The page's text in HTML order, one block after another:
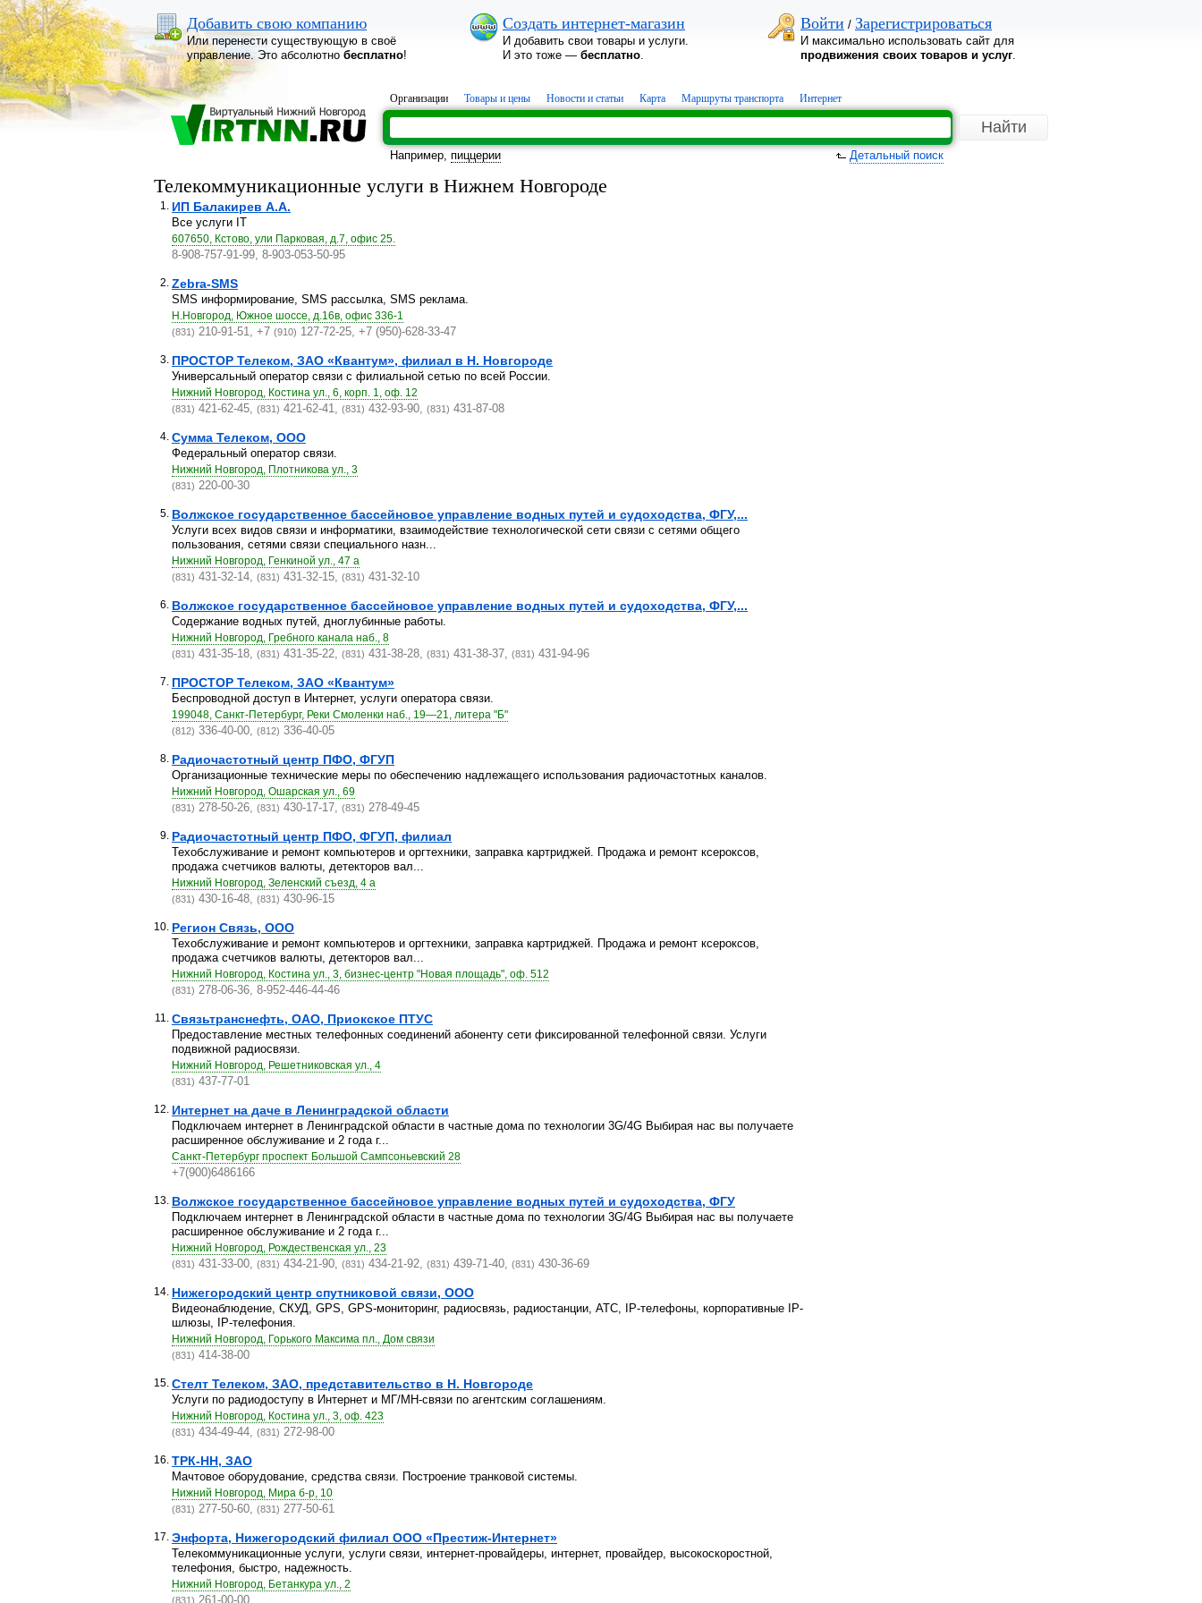
Добавить свою компанию
Или перенести существующую в своё
управление. Это абсолютно бесплатно!
Создать интернет-магазин
И добавить свои товары и услуги.
И это тоже — бесплатно.
Войти / Зарегистрироваться
И максимально использовать сайт для
продвижения своих товаров и услуг.
Организации Товары и цены Новости и статьи Карта Маршруты транспорта Интернет
Например, пиццерии Детальный поиск
Телекоммуникационные услуги в Нижнем Новгороде
1. ИП Балакирев А.А.
Все услуги IT
607650, Кстово, ули Парковая, д.7, офис 25.
8-908-757-91-99, 8-903-053-50-95
2. Zebra-SMS
SMS информирование, SMS рассылка, SMS реклама.
Н.Новгород, Южное шоссе, д.16в, офис 336-1
(831) 210-91-51, +7 (910) 127-72-25, +7 (950)-628-33-47
3. ПРОСТОР Телеком, ЗАО «Квантум», филиал в Н. Новгороде
Универсальный оператор связи с филиальной сетью по всей России.
Нижний Новгород, Костина ул., 6, корп. 1, оф. 12
(831) 421-62-45, (831) 421-62-41, (831) 432-93-90, (831) 431-87-08
4. Сумма Телеком, ООО
Федеральный оператор связи.
Нижний Новгород, Плотникова ул., 3
(831) 220-00-30
5. Волжское государственное бассейновое управление водных путей и судоходства, ФГУ,...
Услуги всех видов связи и информатики, взаимодействие технологической сети связи с сетями общего
пользования, сетями связи специального назн...
Нижний Новгород, Генкиной ул., 47 а
(831) 431-32-14, (831) 431-32-15, (831) 431-32-10
6. Волжское государственное бассейновое управление водных путей и судоходства, ФГУ,...
Содержание водных путей, дноглубинные работы.
Нижний Новгород, Гребного канала наб., 8
(831) 431-35-18, (831) 431-35-22, (831) 431-38-28, (831) 431-38-37, (831) 431-94-96
7. ПРОСТОР Телеком, ЗАО «Квантум»
Беспроводной доступ в Интернет, услуги оператора связи.
199048, Санкт-Петербург, Реки Смоленки наб., 19—21, литера "Б"
(812) 336-40-00, (812) 336-40-05
8. Радиочастотный центр ПФО, ФГУП
Организационные технические меры по обеспечению надлежащего использования радиочастотных каналов.
Нижний Новгород, Ошарская ул., 69
(831) 278-50-26, (831) 430-17-17, (831) 278-49-45
9. Радиочастотный центр ПФО, ФГУП, филиал
Техобслуживание и ремонт компьютеров и оргтехники, заправка картриджей. Продажа и ремонт ксероксов,
продажа счетчиков валюты, детекторов вал...
Нижний Новгород, Зеленский съезд, 4 а
(831) 430-16-48, (831) 430-96-15
10. Регион Связь, ООО
Техобслуживание и ремонт компьютеров и оргтехники, заправка картриджей. Продажа и ремонт ксероксов,
продажа счетчиков валюты, детекторов вал...
Нижний Новгород, Костина ул., 3, бизнес-центр "Новая площадь", оф. 512
(831) 278-06-36, 8-952-446-44-46
11. Связьтранснефть, ОАО, Приокское ПТУС
Предоставление местных телефонных соединений абоненту сети фиксированной телефонной связи. Услуги
подвижной радиосвязи.
Нижний Новгород, Решетниковская ул., 4
(831) 437-77-01
12. Интернет на даче в Ленинградской области
Подключаем интернет в Ленинградской области в частные дома по технологии 3G/4G Выбирая нас вы получаете
расширенное обслуживание и 2 года г...
Санкт-Петербург проспект Большой Сампсоньевский 28
+7(900)6486166
13. Волжское государственное бассейновое управление водных путей и судоходства, ФГУ
Подключаем интернет в Ленинградской области в частные дома по технологии 3G/4G Выбирая нас вы получаете
расширенное обслуживание и 2 года г...
Нижний Новгород, Рождественская ул., 23
(831) 431-33-00, (831) 434-21-90, (831) 434-21-92, (831) 439-71-40, (831) 430-36-69
14. Нижегородский центр спутниковой связи, ООО
Видеонаблюдение, СКУД, GPS, GPS-мониторинг, радиосвязь, радиостанции, АТС, IP-телефоны, корпоративные IP-
шлюзы, IP-телефония.
Нижний Новгород, Горького Максима пл., Дом связи
(831) 414-38-00
15. Стелт Телеком, ЗАО, представительство в Н. Новгороде
Услуги по радиодоступу в Интернет и МГ/МН-связи по агентским соглашениям.
Нижний Новгород, Костина ул., 3, оф. 423
(831) 434-49-44, (831) 272-98-00
16. ТРК-НН, ЗАО
Мачтовое оборудование, средства связи. Построение транковой системы.
Нижний Новгород, Мира б-р, 10
(831) 277-50-60, (831) 277-50-61
17. Энфорта, Нижегородский филиал ООО «Престиж-Интернет»
Телекоммуникационные услуги, услуги связи, интернет-провайдеры, интернет, провайдер, высокоскоростной,
телефония, быстро, надежность.
Нижний Новгород, Бетанкура ул., 2
(831) 261-00-00